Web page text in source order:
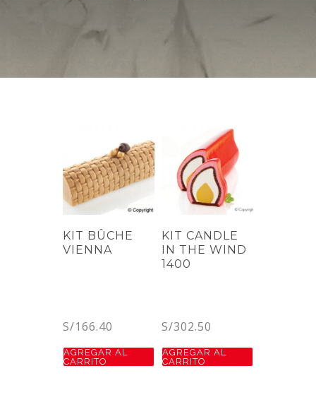
KIT BÛCHE
VIENNA
S/166.40
AGREGAR AL
CARRITO
KIT CANDLE
IN THE WIND
1400
S/302.50
AGREGAR AL
CARRITO